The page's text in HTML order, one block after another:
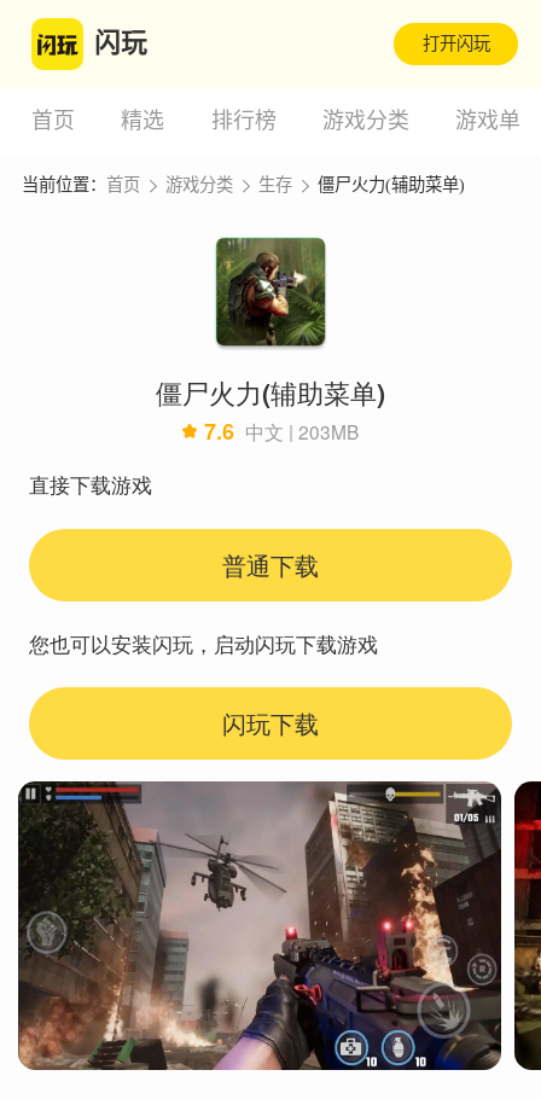
闪玩 打开闪玩
首页 精选 排行榜 游戏分类 游戏单
当前位置： 首页 游戏分类 生存 僵尸火力(辅助菜单)
僵尸火力(辅助菜单)
7.6 中文 | 203MB
直接下载游戏
普通下载
您也可以安装闪玩，启动闪玩下载游戏
闪玩下载